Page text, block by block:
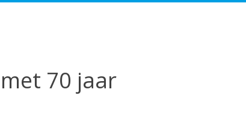
70 jaar